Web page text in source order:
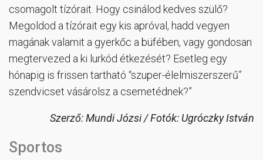
csomagolt tízórait. Hogy csinálod kedves szülő?
Megoldod a tízórait egy kis apróval, hadd vegyen
magának valamit a gyerkőc a büfében, vagy gondosan
megtervezed a ki lurkód étkezését? Esetleg egy
hónapig is frissen tartható “szuper-élelmiszerszerű”
szendvicset vásárolsz a csemetédnek?”
Szerző: Mundi Józsi / Fotók: Ugróczky István
Sportos